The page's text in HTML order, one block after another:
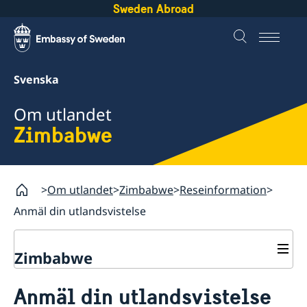
Sweden Abroad
Svenska
Om utlandet
Zimbabwe
Om utlandet Zimbabwe Reseinformation
Anmäl din utlandsvistelse
Zimbabwe
Hjälp till svenskar i Zimbabwe
Anmäl din utlandsvistelse